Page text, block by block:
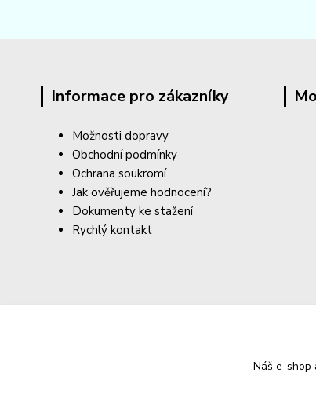
Informace pro zákazníky
Možnosti dopravy
Obchodní podmínky
Ochrana soukromí
Jak ověřujeme hodnocení?
Dokumenty ke stažení
Rychlý kontakt
Náš e-shop